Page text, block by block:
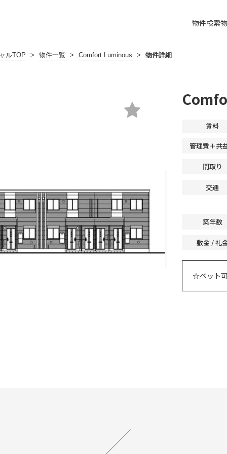
物件検索
ルTOP > 物件一覧 > Comfort Luminous > 物件詳細
賃料
管理費＋共
間取り
交通
築年数
敷金 / 礼
☆ペット